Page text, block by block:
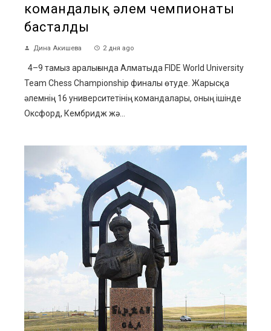
командалық әлем чемпионаты
басталды
Дина Акишева 2 дня ago
4–9 тамыз аралығында Алматыда FIDE World University
Team Chess Championship финалы өтуде. Жарысқа
әлемнің 16 университетінің командалары, оның ішінде
Оксфорд, Кембридж жә...